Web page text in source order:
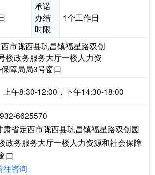
承诺
办结
时限
1个工作日
市陇西县巩昌镇福星路双创
楼政务服务大厅一楼人力资
障局局3号窗口
上午8:30-12:00，下午14:30-18:00
6625570
肃省定西市陇西县巩昌镇福星路双创园
政务服务大厅一楼人力资源和社会保障
口
往咨询